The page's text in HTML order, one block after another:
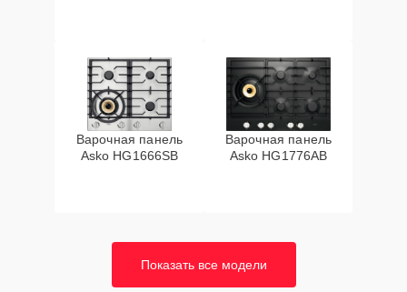
Варочная панель
Asko HG1666SB
Варочная панель
Asko HG1776AB
Показать все модели